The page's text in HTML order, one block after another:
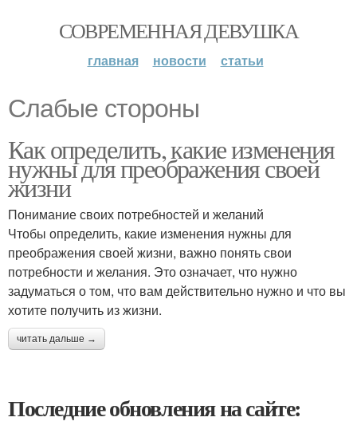
СОВРЕМЕННАЯ ДЕВУШКА
главная новости статьи
Слабые стороны
Как определить, какие изменения
нужны для преображения своей
жизни
Понимание своих потребностей и желаний
Чтобы определить, какие изменения нужны для
преображения своей жизни, важно понять свои
потребности и желания. Это означает, что нужно
задуматься о том, что вам действительно нужно и что вы
хотите получить из жизни.
читать дальше →
Последние обновления на сайте: